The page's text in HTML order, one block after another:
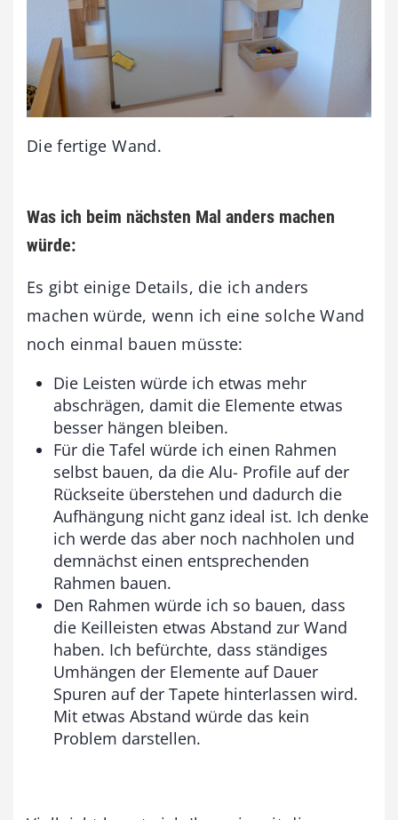
Die fertige Wand.
Was ich beim nächsten Mal anders machen
würde:
Es gibt einige Details, die ich anders
machen würde, wenn ich eine solche Wand
noch einmal bauen müsste:
Die Leisten würde ich etwas mehr
abschrägen, damit die Elemente etwas
besser hängen bleiben.
Für die Tafel würde ich einen Rahmen
selbst bauen, da die Alu- Profile auf der
Rückseite überstehen und dadurch die
Aufhängung nicht ganz ideal ist. Ich denke
ich werde das aber noch nachholen und
demnächst einen entsprechenden
Rahmen bauen.
Den Rahmen würde ich so bauen, dass
die Keilleisten etwas Abstand zur Wand
haben. Ich befürchte, dass ständiges
Umhängen der Elemente auf Dauer
Spuren auf der Tapete hinterlassen wird.
Mit etwas Abstand würde das kein
Problem darstellen.